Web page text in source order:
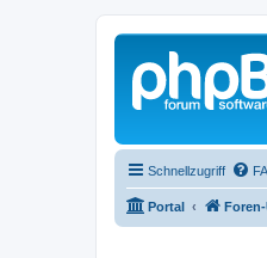
Schnellzugriff
Portal